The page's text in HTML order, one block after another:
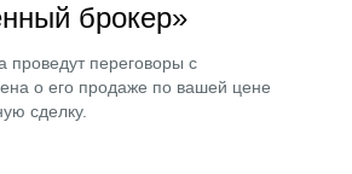
брокер»
проведут переговоры с
о его продаже по вашей цене
сделку.